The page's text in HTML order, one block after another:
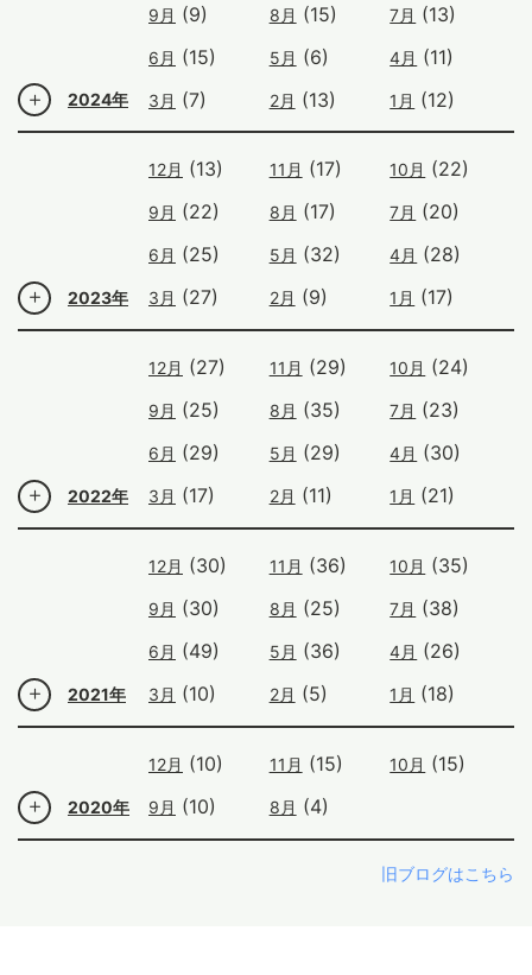
2024年
9月 (9) 8月 (15) 7月 (13)
6月 (15) 5月 (6) 4月 (11)
3月 (7) 2月 (13) 1月 (12)
2023年
12月 (13) 11月 (17) 10月 (22)
9月 (22) 8月 (17) 7月 (20)
6月 (25) 5月 (32) 4月 (28)
3月 (27) 2月 (9) 1月 (17)
2022年
12月 (27) 11月 (29) 10月 (24)
9月 (25) 8月 (35) 7月 (23)
6月 (29) 5月 (29) 4月 (30)
3月 (17) 2月 (11) 1月 (21)
2021年
12月 (30) 11月 (36) 10月 (35)
9月 (30) 8月 (25) 7月 (38)
6月 (49) 5月 (36) 4月 (26)
3月 (10) 2月 (5) 1月 (18)
2020年
12月 (10) 11月 (15) 10月 (15)
9月 (10) 8月 (4)
旧ブログはこちら